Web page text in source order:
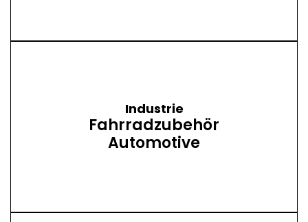
Industrie
Fahrrad­zubehör
Automotive